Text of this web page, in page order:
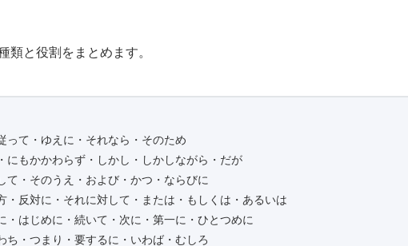
類と役割をまとめます。
って・ゆえに・それなら・そのため
にもかかわらず・しかし・しかしながら・だが
て・そのうえ・および・かつ・ならびに
・反対に・それに対して・または・もしくは・あるいは
・はじめに・続いて・次に・第一に・ひとつめに
ち・つまり・要するに・いわば・むしろ